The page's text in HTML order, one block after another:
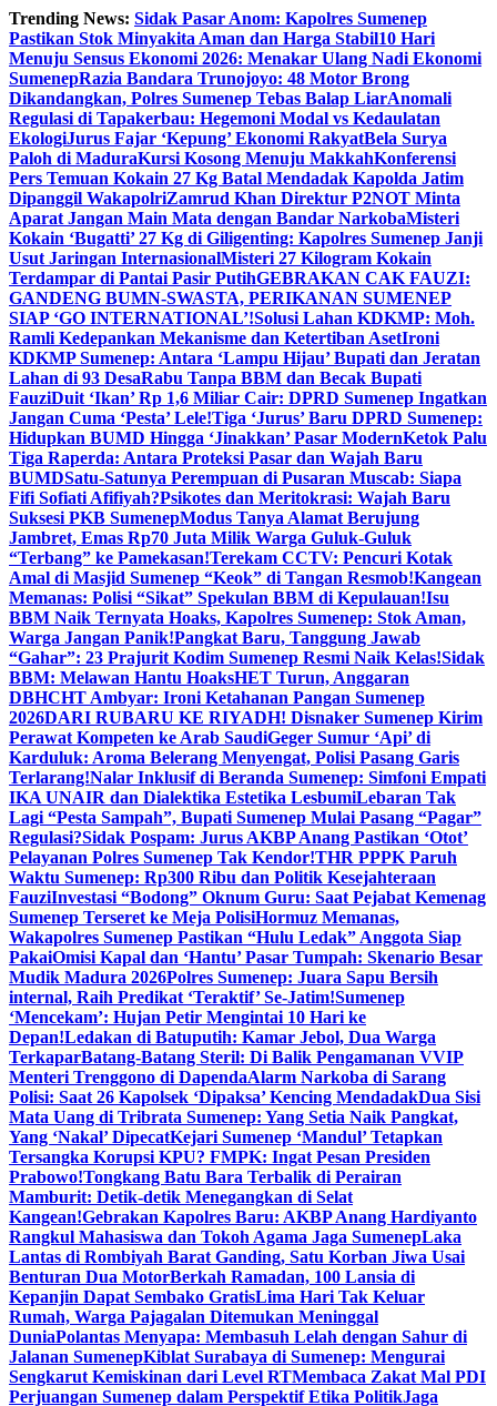
Skip
to
content
Trending News: Sidak Pasar Anom: Kapolres Sumenep
Pastikan Stok Minyakita Aman dan Harga Stabil10 Hari
Menuju Sensus Ekonomi 2026: Menakar Ulang Nadi Ekonomi
SumenepRazia Bandara Trunojoyo: 48 Motor Brong
Dikandangkan, Polres Sumenep Tebas Balap LiarAnomali
Regulasi di Tapakerbau: Hegemoni Modal vs Kedaulatan
EkologiJurus Fajar ‘Kepung’ Ekonomi RakyatBela Surya
Paloh di MaduraKursi Kosong Menuju MakkahKonferensi
Pers Temuan Kokain 27 Kg Batal Mendadak Kapolda Jatim
Dipanggil WakapolriZamrud Khan Direktur P2NOT Minta
Aparat Jangan Main Mata dengan Bandar NarkobaMisteri
Kokain ‘Bugatti’ 27 Kg di Giligenting: Kapolres Sumenep Janji
Usut Jaringan InternasionalMisteri 27 Kilogram Kokain
Terdampar di Pantai Pasir PutihGEBRAKAN CAK FAUZI:
GANDENG BUMN-SWASTA, PERIKANAN SUMENEP
SIAP ‘GO INTERNATIONAL’!Solusi Lahan KDKMP: Moh.
Ramli Kedepankan Mekanisme dan Ketertiban AsetIroni
KDKMP Sumenep: Antara ‘Lampu Hijau’ Bupati dan Jeratan
Lahan di 93 DesaRabu Tanpa BBM dan Becak Bupati
FauziDuit ‘Ikan’ Rp 1,6 Miliar Cair: DPRD Sumenep Ingatkan
Jangan Cuma ‘Pesta’ Lele!Tiga ‘Jurus’ Baru DPRD Sumenep:
Hidupkan BUMD Hingga ‘Jinakkan’ Pasar ModernKetok Palu
Tiga Raperda: Antara Proteksi Pasar dan Wajah Baru
BUMDSatu-Satunya Perempuan di Pusaran Muscab: Siapa
Fifi Sofiati Afifiyah?Psikotes dan Meritokrasi: Wajah Baru
Suksesi PKB SumenepModus Tanya Alamat Berujung
Jambret, Emas Rp70 Juta Milik Warga Guluk-Guluk
“Terbang” ke Pamekasan!Terekam CCTV: Pencuri Kotak
Amal di Masjid Sumenep “Keok” di Tangan Resmob!Kangean
Memanas: Polisi “Sikat” Spekulan BBM di Kepulauan!Isu
BBM Naik Ternyata Hoaks, Kapolres Sumenep: Stok Aman,
Warga Jangan Panik!Pangkat Baru, Tanggung Jawab
“Gahar”: 23 Prajurit Kodim Sumenep Resmi Naik Kelas!Sidak
BBM: Melawan Hantu HoaksHET Turun, Anggaran
DBHCHT Ambyar: Ironi Ketahanan Pangan Sumenep
2026DARI RUBARU KE RIYADH! Disnaker Sumenep Kirim
Perawat Kompeten ke Arab SaudiGeger Sumur ‘Api’ di
Karduluk: Aroma Belerang Menyengat, Polisi Pasang Garis
Terlarang!Nalar Inklusif di Beranda Sumenep: Simfoni Empati
IKA UNAIR dan Dialektika Estetika LesbumiLebaran Tak
Lagi “Pesta Sampah”, Bupati Sumenep Mulai Pasang “Pagar”
Regulasi?Sidak Pospam: Jurus AKBP Anang Pastikan ‘Otot’
Pelayanan Polres Sumenep Tak Kendor!THR PPPK Paruh
Waktu Sumenep: Rp300 Ribu dan Politik Kesejahteraan
FauziInvestasi “Bodong” Oknum Guru: Saat Pejabat Kemenag
Sumenep Terseret ke Meja PolisiHormuz Memanas,
Wakapolres Sumenep Pastikan “Hulu Ledak” Anggota Siap
PakaiOmisi Kapal dan ‘Hantu’ Pasar Tumpah: Skenario Besar
Mudik Madura 2026Polres Sumenep: Juara Sapu Bersih
internal, Raih Predikat ‘Teraktif’ Se-Jatim!Sumenep
‘Mencekam’: Hujan Petir Mengintai 10 Hari ke
Depan!Ledakan di Batuputih: Kamar Jebol, Dua Warga
TerkaparBatang-Batang Steril: Di Balik Pengamanan VVIP
Menteri Trenggono di DapendaAlarm Narkoba di Sarang
Polisi: Saat 26 Kapolsek ‘Dipaksa’ Kencing MendadakDua Sisi
Mata Uang di Tribrata Sumenep: Yang Setia Naik Pangkat,
Yang ‘Nakal’ DipecatKejari Sumenep ‘Mandul’ Tetapkan
Tersangka Korupsi KPU? FMPK: Ingat Pesan Presiden
Prabowo!Tongkang Batu Bara Terbalik di Perairan
Mamburit: Detik-detik Menegangkan di Selat
Kangean!Gebrakan Kapolres Baru: AKBP Anang Hardiyanto
Rangkul Mahasiswa dan Tokoh Agama Jaga SumenepLaka
Lantas di Rombiyah Barat Ganding, Satu Korban Jiwa Usai
Benturan Dua MotorBerkah Ramadan, 100 Lansia di
Kepanjin Dapat Sembako GratisLima Hari Tak Keluar
Rumah, Warga Pajagalan Ditemukan Meninggal
DuniaPolantas Menyapa: Membasuh Lelah dengan Sahur di
Jalanan SumenepKiblat Surabaya di Sumenep: Mengurai
Sengkarut Kemiskinan dari Level RTMembaca Zakat Mal PDI
Perjuangan Sumenep dalam Perspektif Etika PolitikJaga